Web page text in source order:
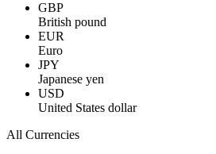
GBP
British pound
EUR
Euro
JPY
Japanese yen
USD
United States dollar
All Currencies